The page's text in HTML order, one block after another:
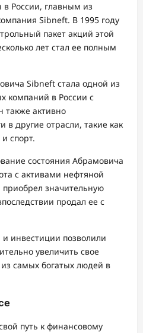
в России, главным из
Sibneft. В 1995 году
пакет акций этой
лет стал ее полным
Sibneft стала одной из
компаний в России с
активно
в другие отрасли, такие как
спорт.
состояния Абрамовича
с активами нефтяной
приобрел значительную
продал ее с
инвестиции позволили
увеличить свое
самых богатых людей в
путь к финансовому